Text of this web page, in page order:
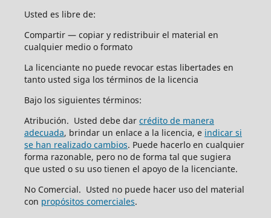
Usted es libre de:
Compartir — copiar y redistribuir el material en
cualquier medio o formato
La licenciante no puede revocar estas libertades en
tanto usted siga los términos de la licencia
Bajo los siguientes términos:
Atribución. Usted debe dar crédito de manera
adecuada, brindar un enlace a la licencia, e indicar si
se han realizado cambios. Puede hacerlo en cualquier
forma razonable, pero no de forma tal que sugiera
que usted o su uso tienen el apoyo de la licenciante.
No Comercial. Usted no puede hacer uso del material
con propósitos comerciales.